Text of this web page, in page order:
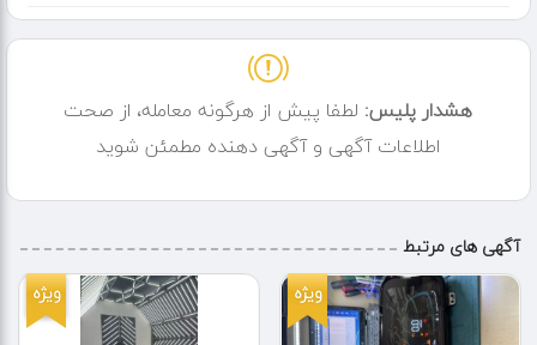
هشدار پلیس: لطفا پیش از هرگونه معامله، از صحت
اطلاعات آگهی و آگهی دهنده مطمئن شوید
آگهی های مرتبط
ویژه
ویژه